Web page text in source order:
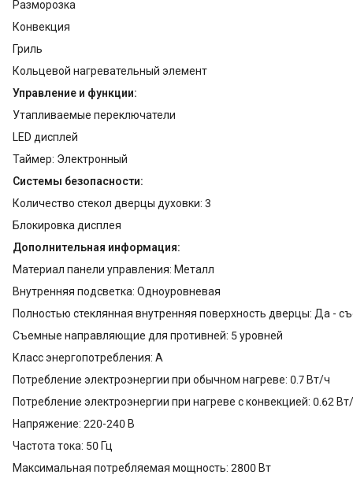
Разморозка
Конвекция
Гриль
Кольцевой нагревательный элемент
Управление и функции:
Утапливаемые переключатели
LED дисплей
Таймер: Электронный
Системы безопасности:
Количество стекол дверцы духовки: 3
Блокировка дисплея
Дополнительная информация:
Материал панели управления: Металл
Внутренняя подсветка: Одноуровневая
Полностью стеклянная внутренняя поверхность дверцы: Да -
Съемные направляющие для противней: 5 уровней
Класс энергопотребления: A
Потребление электроэнергии при обычном нагреве: 0.7 Вт/ч
Потребление электроэнергии при нагреве с конвекцией: 0.62
Напряжение: 220-240 В
Частота тока: 50 Гц
Максимальная потребляемая мощность: 2800 Вт